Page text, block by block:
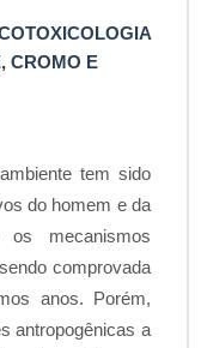
CROMO E
tem sido
do homem e da
os mecanismos
comprovada
anos. Porém,
antropogênicas a